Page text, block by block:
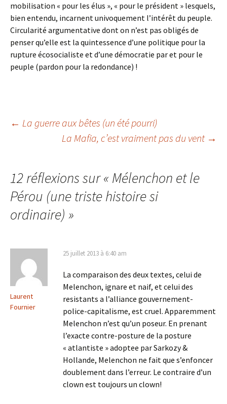
mobilisation « pour les élus », « pour le président » lesquels,
bien entendu, incarnent univoquement l’intérêt du peuple.
Circularité argumentative dont on n’est pas obligés de
penser qu’elle est la quintessence d’une politique pour la
rupture écosocialiste et d’une démocratie par et pour le
peuple (pardon pour la redondance) !
Navigation
articles
← La guerre aux bêtes (un été pourri)
La Mafia, c’est vraiment pas du vent →
12 réflexions sur « Mélenchon et le
Pérou (une triste histoire si
ordinaire) »
Laurent
Fournier
25 juillet 2013 à 6:40 am
La comparaison des deux textes, celui de
Melenchon, ignare et naif, et celui des
resistants a l’alliance gouvernement-
police-capitalisme, est cruel. Apparemment
Melenchon n’est qu’un poseur. En prenant
l’exacte contre-posture de la posture
« atlantiste » adoptee par Sarkozy &
Hollande, Melenchon ne fait que s’enfoncer
doublement dans l’erreur. Le contraire d’un
clown est toujours un clown!